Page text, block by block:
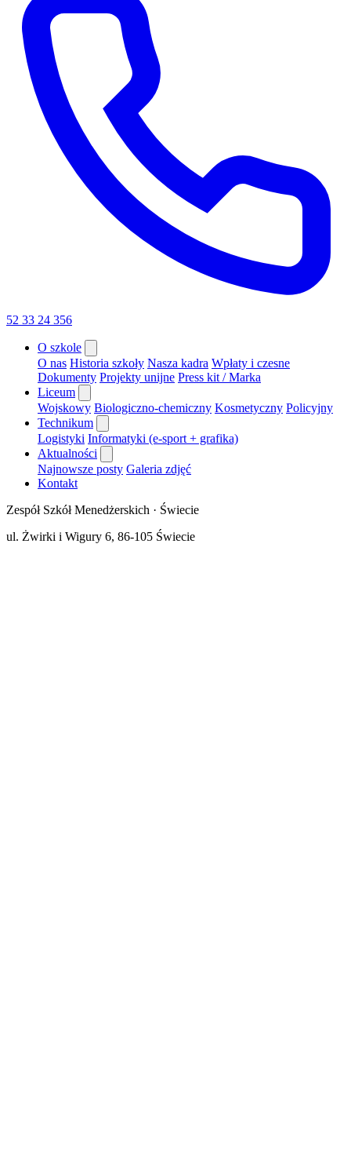
52 33 24 356
O szkole
O nas Historia szkoły Nasza kadra Wpłaty i czesne
Dokumenty Projekty unijne Press kit / Marka
Liceum
Wojskowy Biologiczno-chemiczny Kosmetyczny Policyjny
Technikum
Logistyki Informatyki (e-sport + grafika)
Aktualności
Najnowsze posty Galeria zdjęć
Kontakt
Zespół Szkół Menedżerskich · Świecie
ul. Żwirki i Wigury 6, 86-105 Świecie